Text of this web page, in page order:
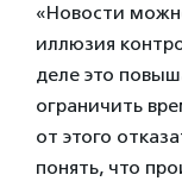
«Новости
иллюзия
деле это
ограничить
от этого
понять, что